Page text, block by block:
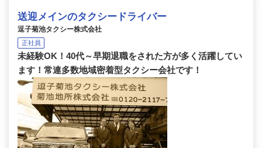
送迎メインのタクシードライバー
逗子菊池タクシー株式会社
正社員
未経験OK！40代～早期退職をされた方が多く活躍してい
ます！常連多数地域密着型タクシー会社です！